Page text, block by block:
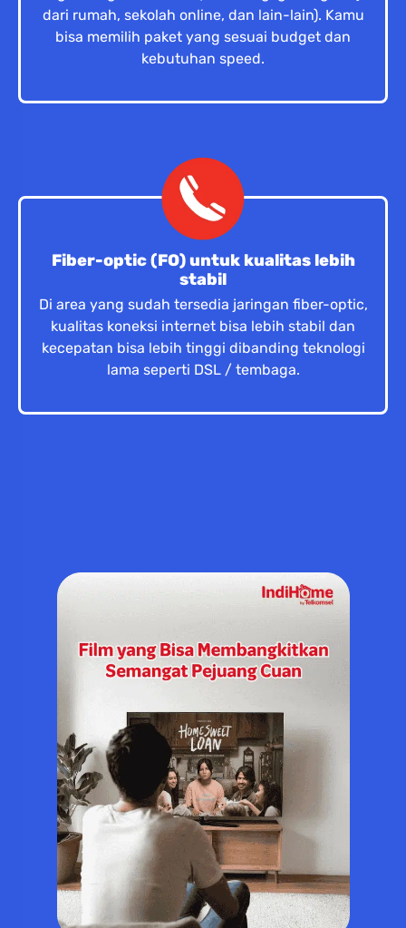
dari rumah, sekolah online, dan lain-lain). Kamu
bisa memilih paket yang sesuai budget dan
kebutuhan speed.
Fiber-optic (FO) untuk kualitas lebih
stabil
Di area yang sudah tersedia jaringan fiber-optic,
kualitas koneksi internet bisa lebih stabil dan
kecepatan bisa lebih tinggi dibanding teknologi
lama seperti DSL / tembaga.